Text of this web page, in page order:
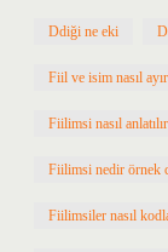
Ddiği ne eki
Fiil ve isim nasıl
Fiilimsi nasıl anlatılır
Fiilimsi nedir örnek
Fiilimsiler nasıl